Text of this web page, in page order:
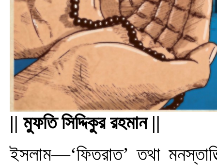
|| মুফতি সিদ্দিকুর রহমান ||
ইসলাম—‘ফিতরাত’ তথা